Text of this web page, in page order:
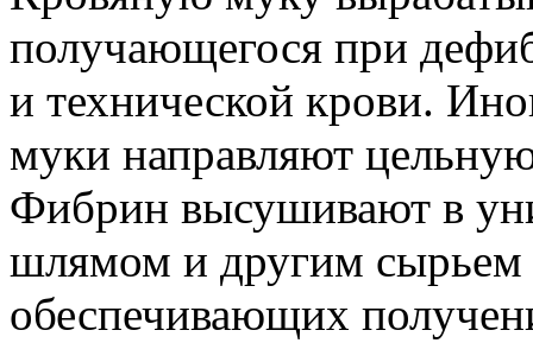
получающегося при
и технической крови.
муки направляют
Фибрин высушивают в
шлямом и другим сырьем
обеспечивающих